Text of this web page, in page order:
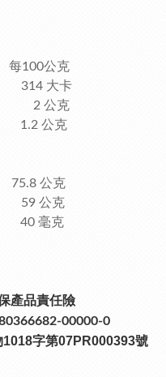
克
大卡
公克
公克
公克
公克
毫克
產品責任險
00000-0
1018字第07PR000393號